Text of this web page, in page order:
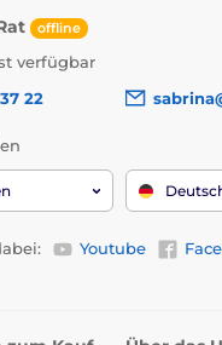
offline
verfügbar
22
Youtube